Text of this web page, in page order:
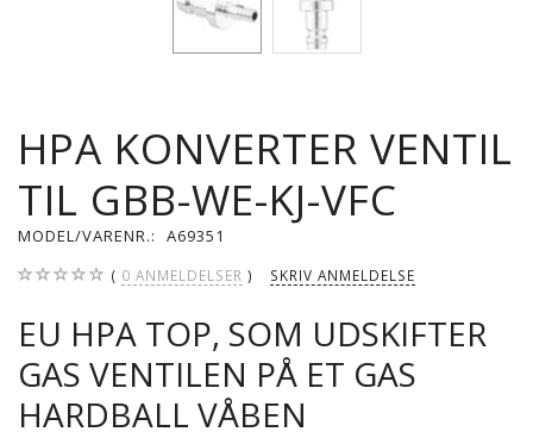
HPA KONVERTER VENTIL
TIL GBB-WE-KJ-VFC
MODEL/VARENR.: A69351
0 ANMELDELSER SKRIV ANMELDELSE
EU HPA TOP, SOM UDSKIFTER
GAS VENTILEN PÅ ET GAS
HARDBALL VÅBEN